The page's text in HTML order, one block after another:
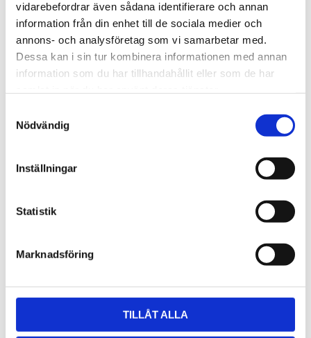
vidarebefordrar även sådana identifierare och annan
information från din enhet till de sociala medier och
annons- och analysföretag som vi samarbetar med.
Dessa kan i sin tur kombinera informationen med annan
information som du har tillhandahållit eller som de har
Nödvändig
Inställningar
Statistik
Marknadsföring
TILLÅT ALLA
Lättmonterad
takräcken, för fordon utan
befintliga fästpunkter för
fabriksmonterade räcken.
1 795 kr
kr
Lättmonterad
Edge-takräcken, för
fordon utan befintliga
eller fabriksmonterade
räcken.
2 525kr
2 635